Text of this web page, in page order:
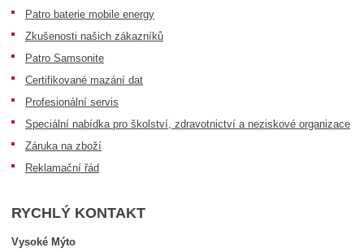
Patro baterie mobile energy
Zkušenosti našich zákazníků
Patro Samsonite
Certifikované mazání dat
Profesionální servis
Speciální nabídka pro školství, zdravotnictví a neziskové organizace
Záruka na zboží
Reklamační řád
RYCHLÝ KONTAKT
Vysoké Mýto